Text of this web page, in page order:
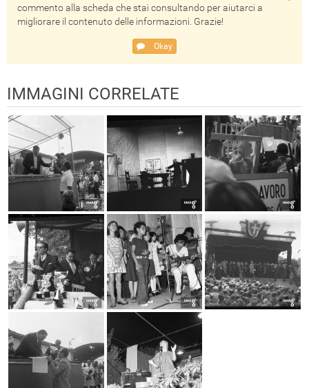
commento alla scheda che stai consultando per aiutarci a
migliorare il contenuto delle informazioni. Grazie!
Okay
IMMAGINI CORRELATE